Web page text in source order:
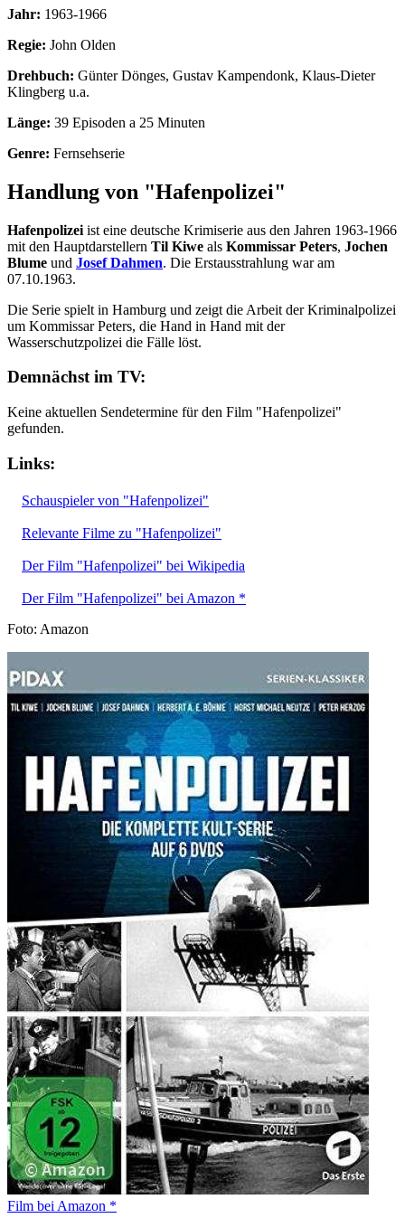
Jahr: 1963-1966
Regie: John Olden
Drehbuch: Günter Dönges, Gustav Kampendonk, Klaus-Dieter
Klingberg u.a.
Länge: 39 Episoden a 25 Minuten
Genre: Fernsehserie
Handlung von "Hafenpolizei"
Hafenpolizei ist eine deutsche Krimiserie aus den Jahren 1963-1966
mit den Hauptdarstellern Til Kiwe als Kommissar Peters, Jochen
Blume und Josef Dahmen. Die Erstausstrahlung war am
07.10.1963.
Die Serie spielt in Hamburg und zeigt die Arbeit der Kriminalpolizei
um Kommissar Peters, die Hand in Hand mit der
Wasserschutzpolizei die Fälle löst.
Demnächst im TV:
Keine aktuellen Sendetermine für den Film "Hafenpolizei"
gefunden.
Links:
Schauspieler von "Hafenpolizei"
Relevante Filme zu "Hafenpolizei"
Der Film "Hafenpolizei" bei Wikipedia
Der Film "Hafenpolizei" bei Amazon *
Foto: Amazon
Film bei Amazon *